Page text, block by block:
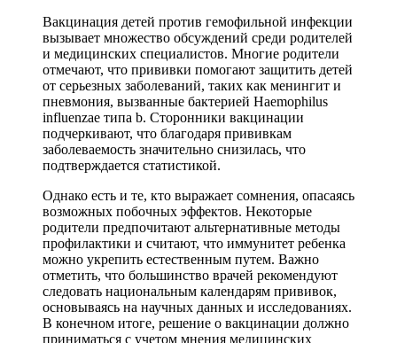
Вакцинация детей против гемофильной инфекции
вызывает множество обсуждений среди родителей
и медицинских специалистов. Многие родители
отмечают, что прививки помогают защитить детей
от серьезных заболеваний, таких как менингит и
пневмония, вызванные бактерией Haemophilus
influenzae типа b. Сторонники вакцинации
подчеркивают, что благодаря прививкам
заболеваемость значительно снизилась, что
подтверждается статистикой.
Однако есть и те, кто выражает сомнения, опасаясь
возможных побочных эффектов. Некоторые
родители предпочитают альтернативные методы
профилактики и считают, что иммунитет ребенка
можно укрепить естественным путем. Важно
отметить, что большинство врачей рекомендуют
следовать национальным календарям прививок,
основываясь на научных данных и исследованиях.
В конечном итоге, решение о вакцинации должно
приниматься с учетом мнения медицинских